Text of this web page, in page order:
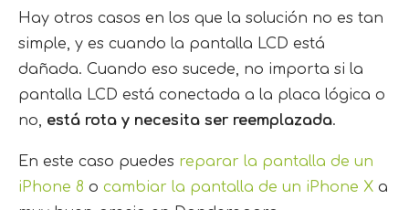
Hay otros casos en los que la solución no es tan
simple, y es cuando la pantalla LCD está
dañada. Cuando eso sucede, no importa si la
pantalla LCD está conectada a la placa lógica o
no, está rota y necesita ser reemplazada.
En este caso puedes reparar la pantalla de un
iPhone 8 o cambiar la pantalla de un iPhone X a